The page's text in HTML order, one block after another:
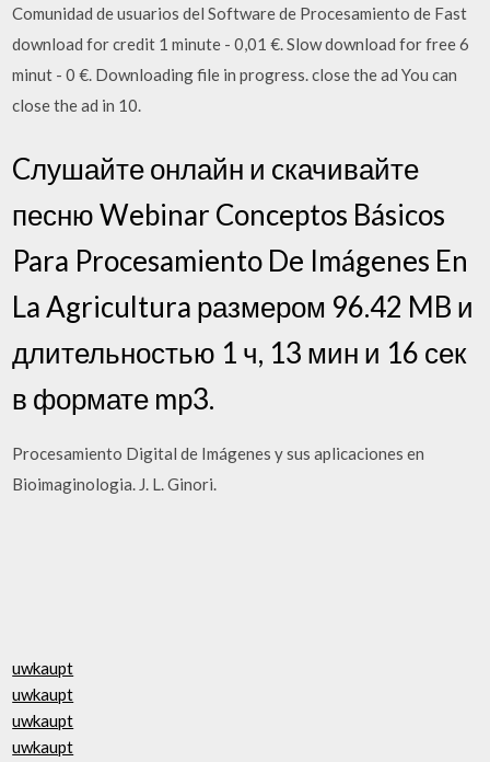
Comunidad de usuarios del Software de Procesamiento de Fast
download for credit 1 minute - 0,01 €. Slow download for free 6
minut - 0 €. Downloading file in progress. close the ad You can
close the ad in 10.
Cлушайте онлайн и cкачивайте
песню Webinar Conceptos Básicos
Para Procesamiento De Imágenes En
La Agricultura размером 96.42 MB и
длительностью 1 ч, 13 мин и 16 сек
в формате mp3.
Procesamiento Digital de Imágenes y sus aplicaciones en
Bioimaginologia. J. L. Ginori.
uwkaupt
uwkaupt
uwkaupt
uwkaupt